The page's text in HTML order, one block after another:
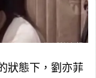
狀態下，劉亦菲